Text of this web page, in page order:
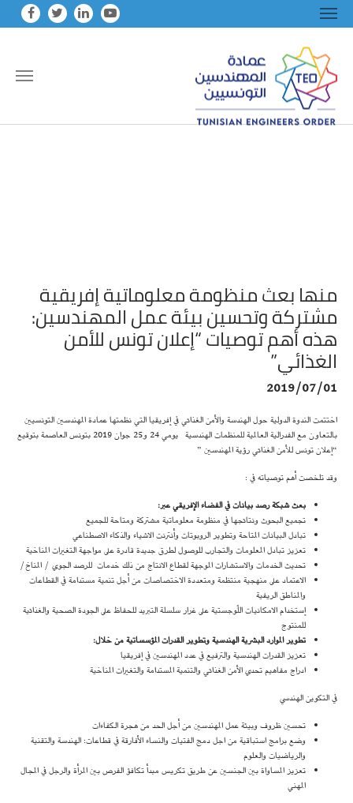
منها بعث منظومة معلوماتية إفريقية
مشتركة وتحسين بيئة عمل المهندسين:
هذه أهم توصيات “إعلان تونس للأمن
الغذائي”
2019/07/01
اختتمت الندوة الدولية حول الهندسة والأمن الغذائي في إفريقيا التي نظمتها عمادة المهندسين التونسيين
بالتعاون مع الفدرالية العالمية للمنظمات الهندسية يومي 24 و25 جوان 2019 بتونس العاصمة بتوقيع
“إعلان تونس للأمن الغذائي رؤية المهندسين ”
وقد تلخصت أهم توصياته في :
بعث شبكة رصد بيانات في الفضاء الإفريقي عبر:
تجميع البحوث ونتائجها في منظومة معلوماتية مشتركة ومتاحة للجميع
تبادل البيانات المتاحة وتطوير الروبوتات وأنترنت الاشياء والذكاء الاصطناعي
تعزيز تبادل المعلومات والتجارب للوصول لطرق جديدة قادرة على مواجهة التغيرات المناخية
تحديث الخدمات والاستشارات الموجهة لقطاع الانتاج من ذلك خدمات للرصد الجوي / المناخ/
الاعتماد على منهجية منتظمة ومتعددة الاختصاصات من أجل تنمية مستدامة في القطاعات
والمناطق الريفية
إستخدام الامكانيات اللّوجستية على غرار سلسلة التبريد للحفاظ على الجودة الصحية والغذائية
للمنتوج
تطوير الموارد البشرية الهندسية وتطوير القدرات المؤسساتية من خلال:
تعزيز القدرات الهندسية والترفيع في عدد المهندسين في إفريقيا
ادراج مفاهيم تحدي الأمن الغذائي والتنمية المستدامة والتغيرات المناخية
في التكوين الهندسي
تحسين ظروف وبيئة عمل المهندسين من أجل الحد من هجرة الكفاءات
وضع برامج استباقية من اجل دمج الفتيات والنساء الأفارقة في قطاعات: الهندسة والتقنية
والرياضيات والعلوم
تعزيز المساواة بين الجنسين عن طريق تكريس مبدأ تكافؤ الفرص بين المرأة والرجل في المجال
المهني